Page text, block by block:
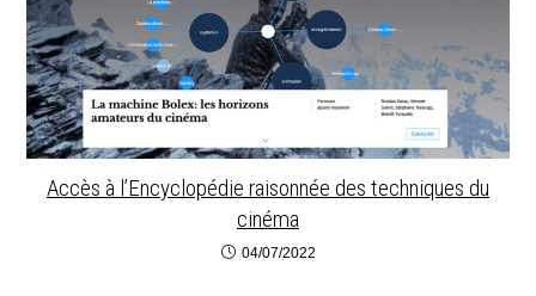
Accès à l’Encyclopédie raisonnée des techniques du
cinéma
04/07/2022